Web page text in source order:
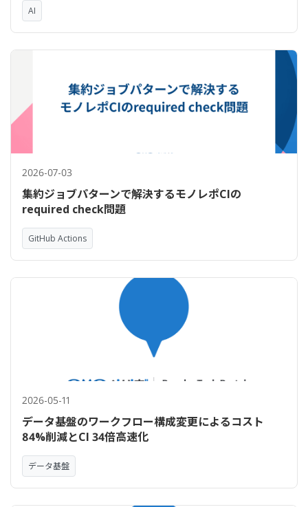
AI
2026-07-03
集約ジョブパターンで解決するモノレポCIの
required check問題
GitHub Actions
2026-05-11
データ基盤のワークフロー構成変更によるコスト
84%削減とCI 34倍高速化
データ基盤